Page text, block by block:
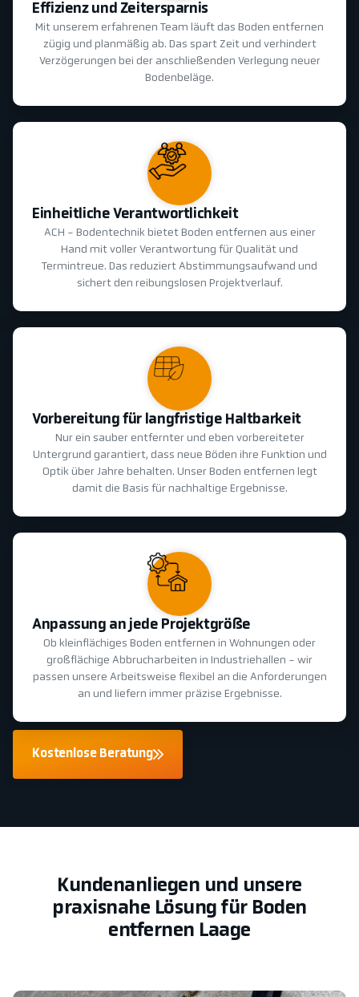
Effizienz und Zeitersparnis
Mit unserem erfahrenen Team läuft das Boden entfernen
zügig und planmäßig ab. Das spart Zeit und verhindert
Verzögerungen bei der anschließenden Verlegung neuer
Bodenbeläge.
Einheitliche Verantwortlichkeit
ACH - Bodentechnik bietet Boden entfernen aus einer
Hand mit voller Verantwortung für Qualität und
Termintreue. Das reduziert Abstimmungsaufwand und
sichert den reibungslosen Projektverlauf.
Vorbereitung für langfristige Haltbarkeit
Nur ein sauber entfernter und eben vorbereiteter
Untergrund garantiert, dass neue Böden ihre Funktion und
Optik über Jahre behalten. Unser Boden entfernen legt
damit die Basis für nachhaltige Ergebnisse.
Anpassung an jede Projektgröße
Ob kleinflächiges Boden entfernen in Wohnungen oder
großflächige Abbrucharbeiten in Industriehallen - wir
passen unsere Arbeitsweise flexibel an die Anforderungen
an und liefern immer präzise Ergebnisse.
Kostenlose Beratung
Kundenanliegen und unsere
praxisnahe Lösung für Boden
entfernen Laage